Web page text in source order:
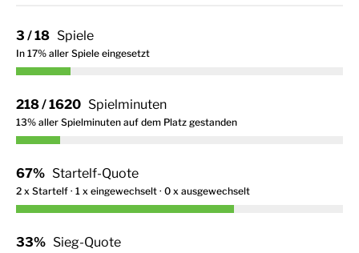
3 / 18 Spiele
In 17% aller Spiele eingesetzt
218 / 1620 Spielminuten
13% aller Spielminuten auf dem Platz gestanden
67% Startelf-Quote
2 x Startelf · 1 x eingewechselt · 0 x ausgewechselt
33% Sieg-Quote